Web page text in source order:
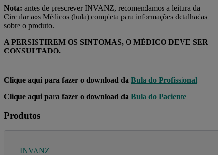
Nota: antes de prescrever INVANZ, recomendamos a leitura da
Circular aos Médicos (bula) completa para informações detalhadas
sobre o produto.
A PERSISTIREM OS SINTOMAS, O MÉDICO DEVE SER
CONSULTADO.
Clique aqui para fazer o download da Bula do Profissional
Clique aqui para fazer o download da Bula do Paciente
Produtos
INVANZ